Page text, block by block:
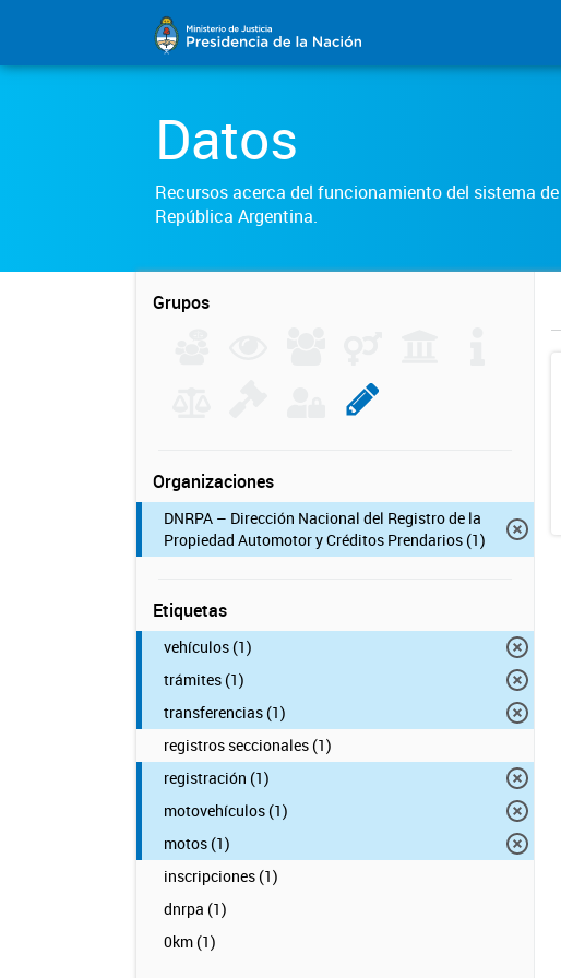
Datos
Recursos acerca del funcionamiento del sistema
República Argentina.
Grupos
Organizaciones
DNRPA – Dirección Nacional del Registro de la
Propiedad Automotor y Créditos Prendarios (1)
Etiquetas
vehículos (1)
trámites (1)
transferencias (1)
registros seccionales (1)
registración (1)
motovehículos (1)
motos (1)
inscripciones (1)
dnrpa (1)
0km (1)